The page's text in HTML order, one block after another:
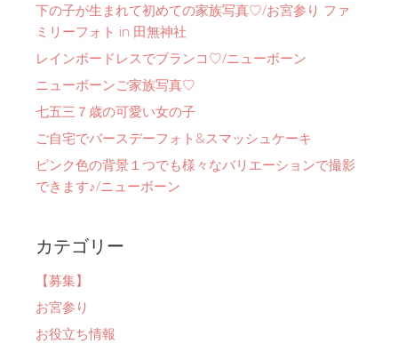
下の子が生まれて初めての家族写真♡/お宮参り ファ
ミリーフォト in 田無神社
レインボードレスでブランコ♡/ニューボーン
ニューボーンご家族写真♡
七五三７歳の可愛い女の子
ご自宅でバースデーフォト&スマッシュケーキ
ピンク色の背景１つでも様々なバリエーションで撮影
できます♪/ニューボーン
カテゴリー
【募集】
お宮参り
お役立ち情報